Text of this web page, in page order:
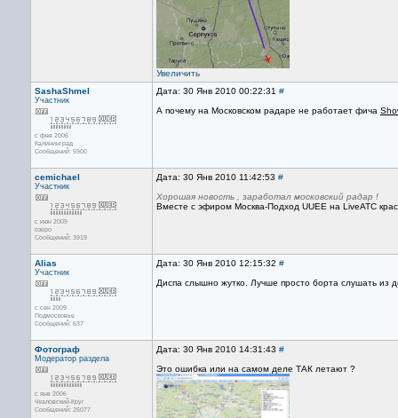
Увеличить
SashaShmel
Участник
с фев 2006
Калининград
Сообщений: 5900
Дата: 30 Янв 2010 00:22:31 #
А почему на Московском радаре не работает фича
cemichael
Участник
с июн 2009
озеро
Сообщений: 3919
Дата: 30 Янв 2010 11:42:53 #
Хорошая новость , заработал московский радар !
Вместе с эфиром Москва-Подход UUEE на LiveATC
Alias
Участник
с сен 2009
Подмосковье
Сообщений: 637
Дата: 30 Янв 2010 12:15:32 #
Диспа слышно жутко. Лучше просто борта слушать из
Фотограф
Модератор раздела
с янв 2006
Чкаловский-Круг
Сообщений: 25077
Дата: 30 Янв 2010 14:31:43 #
Это ошибка или на самом деле ТАК летают ?